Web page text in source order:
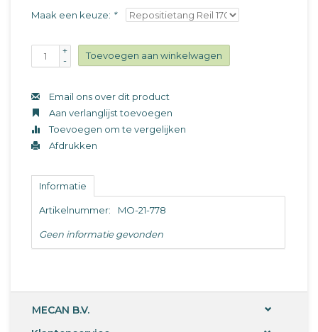
Maak een keuze: *
+
-
Toevoegen aan winkelwagen
Email ons over dit product
Aan verlanglijst toevoegen
Toevoegen om te vergelijken
Afdrukken
Informatie
Artikelnummer: MO-21-778
Geen informatie gevonden
MECAN B.V.